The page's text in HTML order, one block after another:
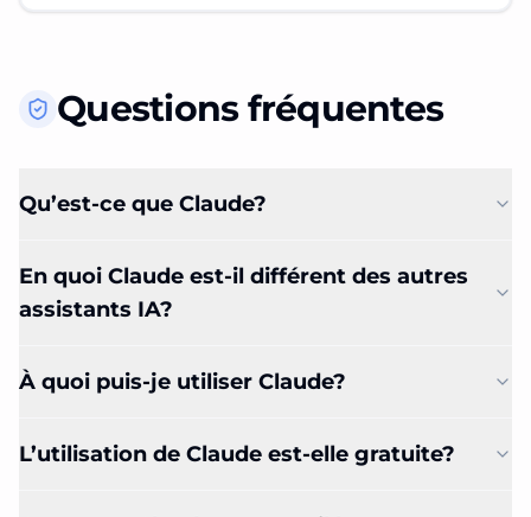
Questions fréquentes
Qu’est-ce que Claude?
En quoi Claude est-il différent des autres
assistants IA?
À quoi puis-je utiliser Claude?
L’utilisation de Claude est-elle gratuite?